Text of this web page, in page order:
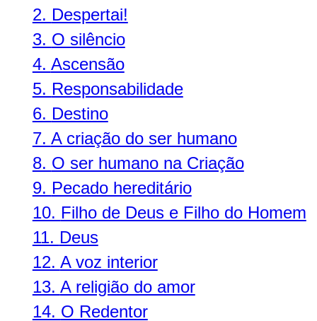
2. Despertai!
3. O silêncio
4. Ascensão
5. Responsabilidade
6. Destino
7. A criação do ser humano
8. O ser humano na Criação
9. Pecado hereditário
10. Filho de Deus e Filho do Homem
11. Deus
12. A voz interior
13. A religião do amor
14. O Redentor